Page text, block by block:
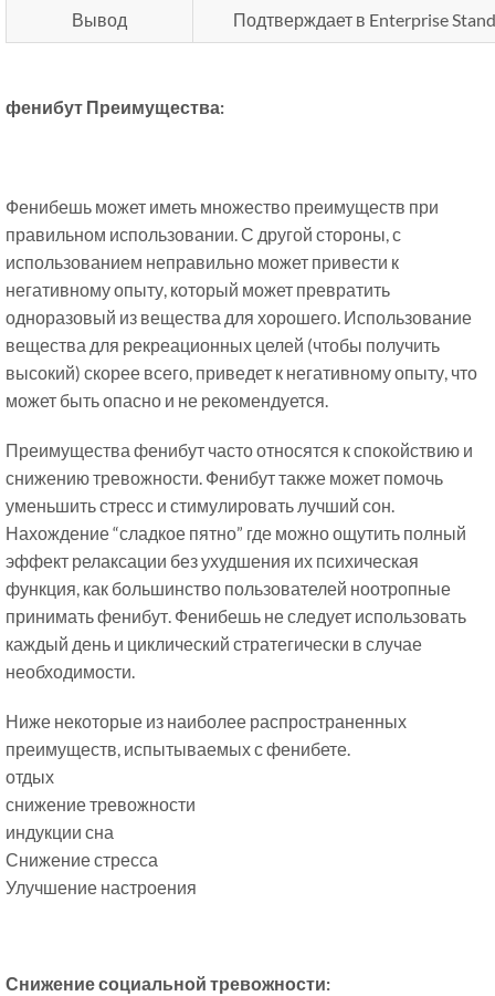
Вывод Подтверждает в Enterprise
фенибут Преимущества:
Фенибешь может иметь множество преимуществ при
правильном использовании. С другой стороны, с
использованием неправильно может привести к
негативному опыту, который может превратить
одноразовый из вещества для хорошего. Использование
вещества для рекреационных целей (чтобы получить
высокий) скорее всего, приведет к негативному опыту, что
может быть опасно и не рекомендуется.
Преимущества фенибут часто относятся к спокойствию и
снижению тревожности. Фенибут также может помочь
уменьшить стресс и стимулировать лучший сон.
Нахождение “сладкое пятно” где можно ощутить полный
эффект релаксации без ухудшения их психическая
функция, как большинство пользователей ноотропные
принимать фенибут. Фенибешь не следует использовать
каждый день и циклический стратегически в случае
необходимости.
Ниже некоторые из наиболее распространенных
преимуществ, испытываемых с фенибете.
отдых
снижение тревожности
индукции сна
Снижение стресса
Улучшение настроения
Снижение социальной тревожности: